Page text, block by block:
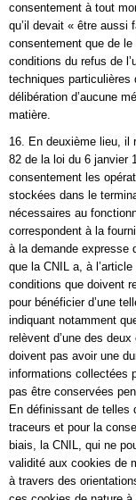
consentement à tout
qu’il devait « être aussi
consentement que de le
conditions du refus de
techniques particulières
délibération d’aucune
matière.
16. En deuxième lieu, il
82 de la loi du 6 janvier
consentement les
stockées dans le
nécessaires au
correspondent à la
à la demande expresse
que la CNIL a, à
conditions que doivent
pour bénéficier d’une
indiquant notamment
relèvent d’une des
doivent pas avoir une
informations collectées
pas être conservées
En définissant de telles
traceurs et pour la
biais, la CNIL, qui ne
validité aux cookies de
à travers des